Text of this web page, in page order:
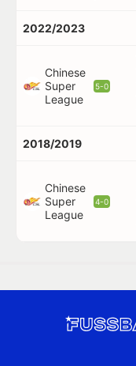
2022/2023
Chinese
Super
League
5-0
2018/2019
Chinese
Super
League
4-0